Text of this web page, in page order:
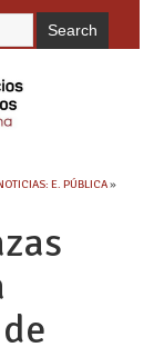
E. PÚBLICA»